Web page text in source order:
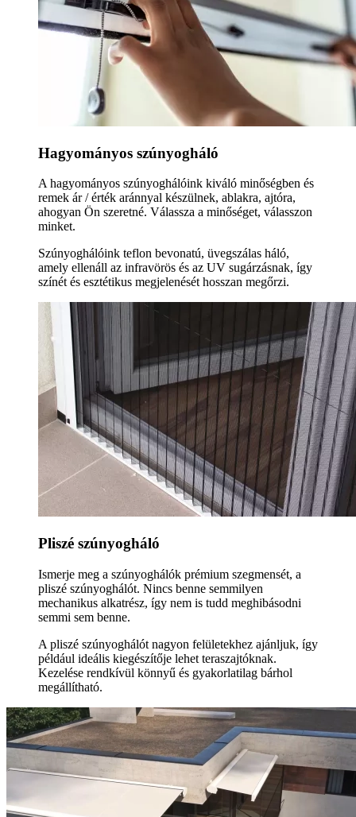
Hagyományos szúnyogháló
A hagyományos szúnyoghálóink kiváló minőségben és
remek ár / érték aránnyal készülnek, ablakra, ajtóra,
ahogyan Ön szeretné. Válassza a minőséget, válasszon
minket.
Szúnyoghálóink teflon bevonatú, üvegszálas háló,
amely ellenáll az infravörös és az UV sugárzásnak, így
színét és esztétikus megjelenését hosszan megőrzi.
Pliszé szúnyogháló
Ismerje meg a szúnyoghálók prémium szegmensét, a
pliszé szúnyoghálót. Nincs benne semmilyen
mechanikus alkatrész, így nem is tudd meghibásodni
semmi sem benne.
A pliszé szúnyoghálót nagyon felületekhez ajánljuk, így
például ideális kiegészítője lehet teraszajtóknak.
Kezelése rendkívül könnyű és gyakorlatilag bárhol
megállítható.